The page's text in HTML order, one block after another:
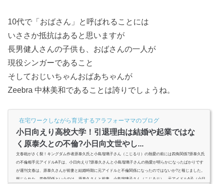
10代で「おばさん」と呼ばれることには
いささか抵抗はあると思いますが
長男健人さんの子供も、おばさんの一人が
現役シンガーであること
そしておじいちゃんおばあちゃんが
Zeebra 中林美和であることは誇りでしょうね。
在宅ワークしながら育児するアラフォーママのブログ
小日向えり高校大学！引退理由は結婚や起業ではな
く原泰久との不倫?小日向文世やし...
文春砲がさく裂！キングダム作者原泰久氏と小島瑠璃子さん（こじるり）の熱愛の前には四角関係?原泰久氏
の不倫相手元アイドルA子は、小日向えり?原泰久さんと小島瑠璃子さんの熱愛が明らかになったばかりです
が週刊文春は、原泰久さんが前妻と結婚時期に元アイドルと不倫関係になったのではないか?と報じました。
報じられた、四角関係というのは、原泰久さんと前妻、小島瑠璃子さん（こじるり）、元アイドルA子（小日